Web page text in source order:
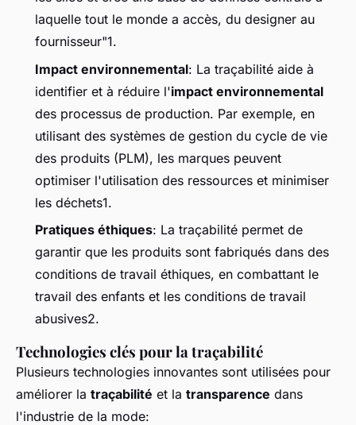
laquelle tout le monde a accès, du designer au
fournisseur"1.
Impact environnemental: La traçabilité aide à
identifier et à réduire l'impact environnemental
des processus de production. Par exemple, en
utilisant des systèmes de gestion du cycle de vie
des produits (PLM), les marques peuvent
optimiser l'utilisation des ressources et minimiser
les déchets1.
Pratiques éthiques: La traçabilité permet de
garantir que les produits sont fabriqués dans des
conditions de travail éthiques, en combattant le
travail des enfants et les conditions de travail
abusives2.
Technologies clés pour la traçabilité
Plusieurs technologies innovantes sont utilisées pour
améliorer la traçabilité et la transparence dans
l'industrie de la mode: